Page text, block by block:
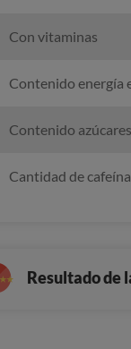
Con vitaminas
Contenido energía
Contenido
Cantidad de
Resultado de